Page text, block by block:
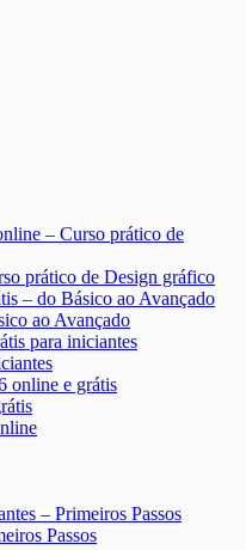
prático de Design gráfico
ao Avançado
Passos